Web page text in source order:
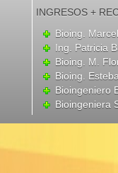
INGRESOS +
Bioing.
Ing. Patricia
Bioing. M.
Bioing.
Bioingeniero
Bioingeniera